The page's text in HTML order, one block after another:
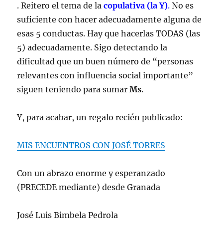
. Reitero el tema de lacopulativa (la Y). No es
suficiente con hacer adecuadamente alguna de
esas 5 conductas. Hay que hacerlas TODAS (las
5) adecuadamente. Sigo detectando la
dificultad que un buen número de “personas
relevantes con influencia social importante”
siguen teniendo para sumarMs.
Y, para acabar, un regalo recién publicado:
MIS ENCUENTROS CON JOSÉ TORRES
Con un abrazo enorme y esperanzado
(PRECEDE mediante) desde Granada
José Luis Bimbela Pedrola